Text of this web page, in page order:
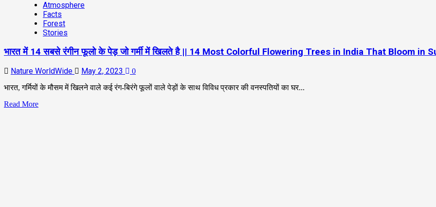
Atmosphere
Facts
Forest
Stories
भारत में 14 सबसे रंगीन फूलो के पेड़ जो गर्मी में खिलते है || 14 Most Colorful Flowering Trees in India That Bloom in
Nature WorldWide May 2, 2023
0
भारत, गर्मियों के मौसम में खिलने वाले कई रंग-बिरंगे फूलों वाले पेड़ों के साथ विविध प्रकार की वनस्पतियों का घर...
Read More